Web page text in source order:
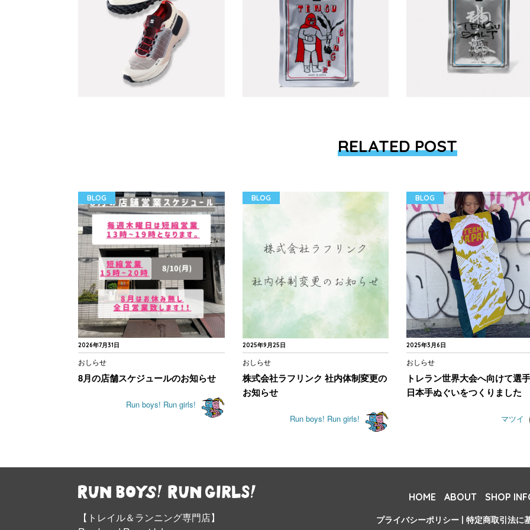
RELATED POST
2026年7月31日
BLOG
おしらせ
8月の店舗スケジュールのお知らせ
Run boys! Run girls!
2025年9月25日
BLOG
おしらせ
株式会社ラフリンク 社内体制変更の
お知らせ
Run boys! Run girls!
2025年3月6日
BLOG
おしらせ
トレラン世界大会へ向けて選
日本手ぬぐいをつくりました
マツイ
【トレイル＆ランニング専門店】
HOME ABOUT SHOP
プライバシーポリシー | 特定商取引法に